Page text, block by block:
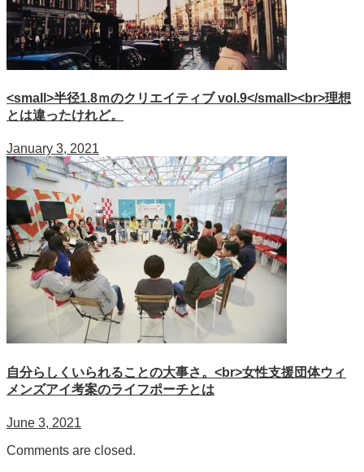
<small>半径1.8ｍのクリエイティブ vol.9</small><br>理想
とは違ったけれど。
January 3, 2021
自分らしくいられることの大事さ。<br>女性支援団体ウィ
メンズアイ考案のライフポーチとは
June 3, 2021
Comments are closed.